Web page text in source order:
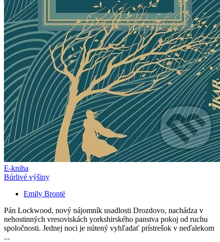
E-kniha
Búrlivé výšiny
Emily Brontë
Pán Lockwood, nový nájomník usadlosti Drozdovo, nachádza v
nehostinných vresoviskách yorkshirského panstva pokoj od ruchu
spoločnosti. Jednej noci je nútený vyhľadať prístrešok v neďalekom
...